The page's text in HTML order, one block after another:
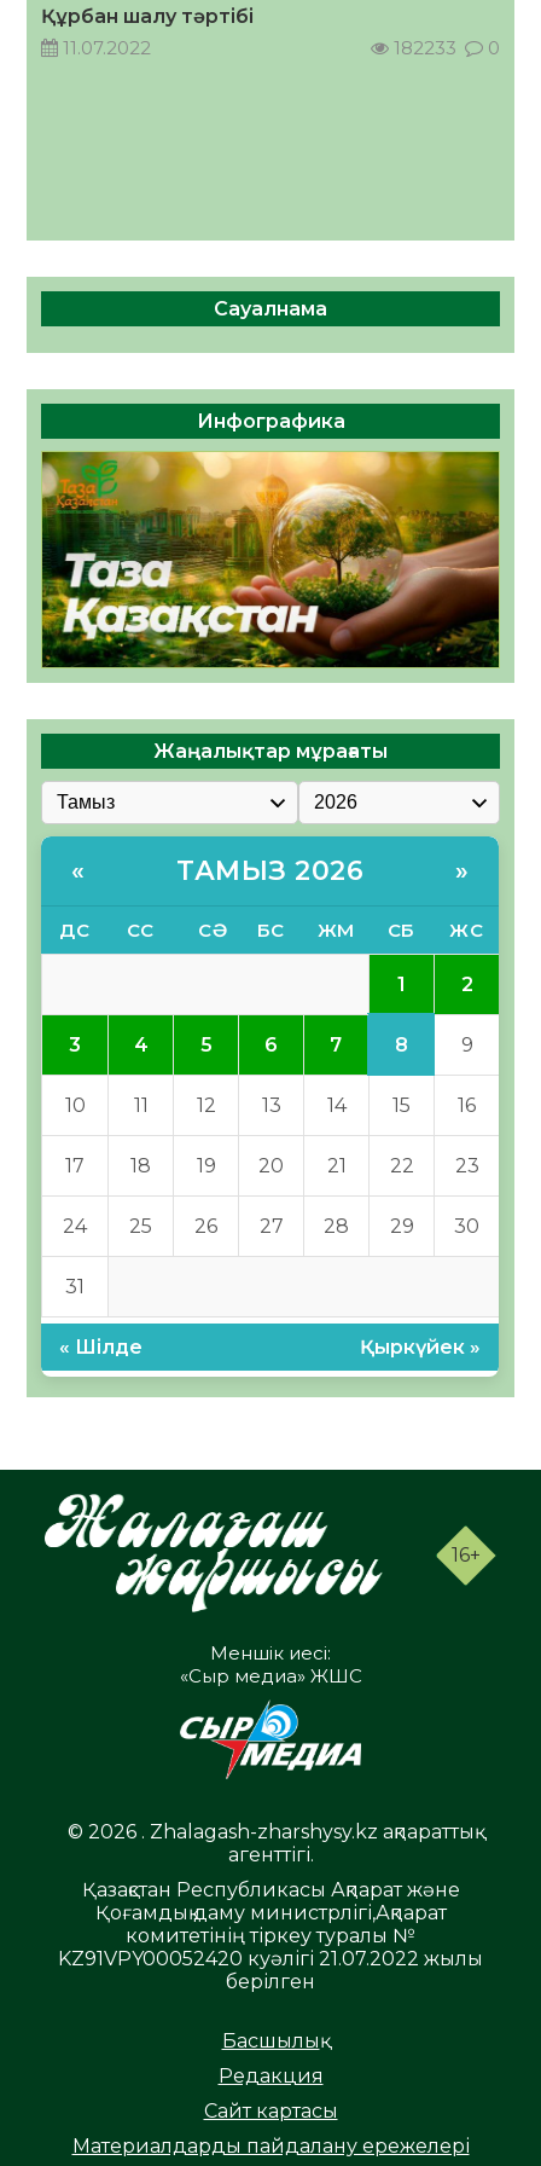
Құрбан шалу тәртібі
11.07.2022
182233 0
Сауалнама
Инфографика
Жаңалықтар мұрағаты
« ТАМЫЗ 2026 »
ДС СС СӘ БС ЖМ СБ ЖС
1 2
3 4 5 6 7 8 9
10 11 12 13 14 15 16
17 18 19 20 21 22 23
24 25 26 27 28 29 30
31
« Шілде Қыркүйек »
16+
Меншік иесі:
«Сыр медиа» ЖШС
© 2026 . Zhalagash-zharshysy.kz ақпараттық
агенттігі.
Қазақстан Республикасы Ақпарат және
Қоғамдық даму министрлігі,Ақпарат
комитетінің тіркеу туралы №
KZ91VPY00052420 куәлігі 21.07.2022 жылы
берілген
Басшылық
Редакция
Сайт картасы
Материалдарды пайдалану ережелері